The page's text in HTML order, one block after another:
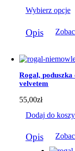
Wybierz opcje
produkt
wariantów.
można
wybrać
na
stronie
produktu
Opis
Rogal,
velvetem
55,00zł
Dodaj do
Opis